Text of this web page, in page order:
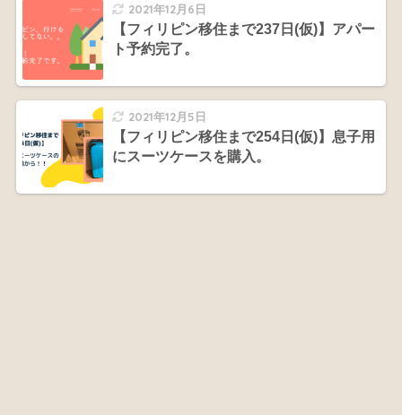
2021年12月6日
【フィリピン移住まで237日(仮)】アパー
ト予約完了。
2021年12月5日
【フィリピン移住まで254日(仮)】息子用
にスーツケースを購入。